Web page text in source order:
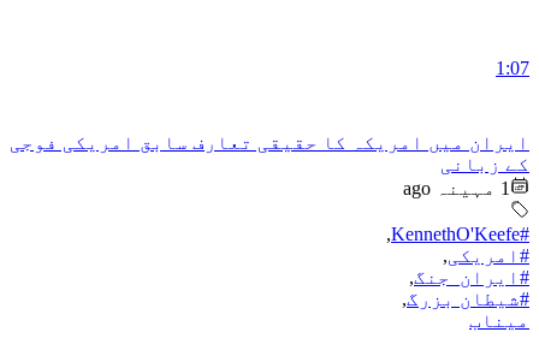
1:07
ایران میں امریکہ کا حقیقی تعارف سابق امریکی فوجی
کے زبانی
1 مہینہ ago
#KennethO'Keefe
,
#امریکی,
#ایران_جنگ,
#شیطان بزرگ,
میناب